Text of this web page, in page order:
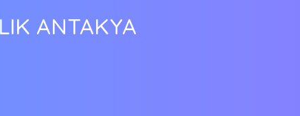
ANTAKYA